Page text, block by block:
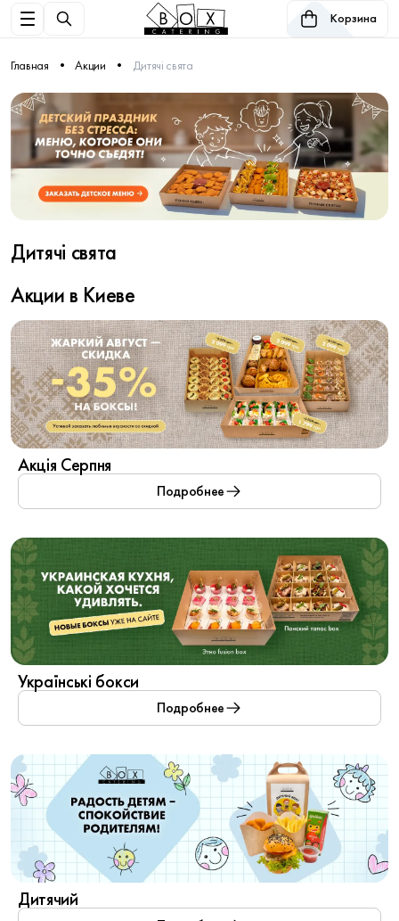
Корзина
Главная Акции Дитячі свята
Дитячі свята
Акции в Киеве
Акція Серпня
Подробнее
Українські бокси
Подробнее
Дитячий